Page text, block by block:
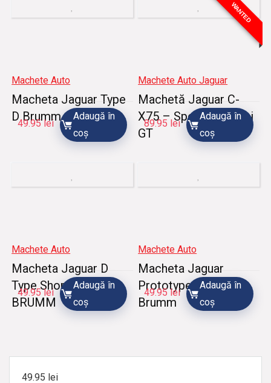
Machete Auto
Macheta Jaguar Type
D Brumm
49.95 lei
Adaugă în
coș
WANTED
Machete Auto Jaguar
Machetă Jaguar C-
X75 – Spectre – Mini
GT
89.95 lei
Adaugă în
coș
Machete Auto
Macheta Jaguar D
Type Short Nose
BRUMM
49.95lei
Adaugă în
coș
Machete Auto
Macheta Jaguar
Prototype D Type
Brumm
49.95lei
Adaugă în
coș
49.95 lei